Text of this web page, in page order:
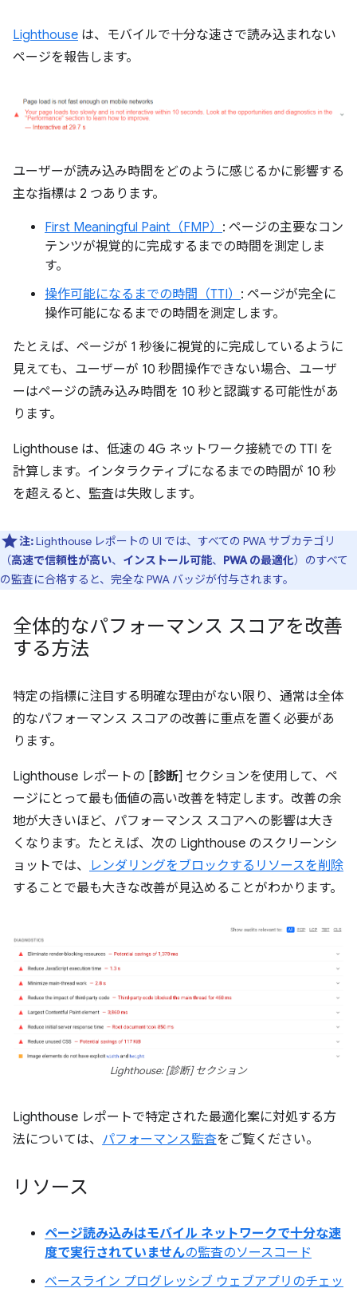
Lighthouse は、モバイルで十分な速さで読み込まれない
ページを報告します。
ユーザーが読み込み時間をどのように感じるかに影響する
主な指標は 2 つあります。
First Meaningful Paint（FMP） : ページの主要なコン
テンツが視覚的に完成するまでの時間を測定しま
す。
操作可能になるまでの時間（TTI） : ページが完全に
操作可能になるまでの時間を測定します。
たとえば、ページが 1 秒後に視覚的に完成しているように
見えても、ユーザーが 10 秒間操作できない場合、ユーザ
ーはページの読み込み時間を 10 秒と認識する可能性があ
ります。
Lighthouse は、低速の 4G ネットワーク接続での TTI を
計算します。インタラクティブになるまでの時間が 10 秒
を超えると、監査は失敗します。
注:Lighthouse レポートの UI では、すべての PWA サブカテゴリ
（高速で信頼性が高い、 インストール可能、 PWA の最適化）のすべて
の監査に合格すると、完全な PWA バッジが付与されます。
全体的なパフォーマンス スコアを改善
する方法
特定の指標に注目する明確な理由がない限り、通常は全体
的なパフォーマンス スコアの改善に重点を置く必要があ
ります。
Lighthouse レポートの [診断] セクションを使用して、ペ
ージにとって最も価値の高い改善を特定します。改善の余
地が大きいほど、パフォーマンス スコアへの影響は大き
くなります。たとえば、次の Lighthouse のスクリーンシ
ョットでは、
レンダリングをブロックするリソースを削除
することで最も大きな改善が見込めることがわかります。
Lighthouse: [診断] セクション
Lighthouse レポートで特定された最適化案に対処する方
法については、 パフォーマンス監査をご覧ください。
リソース
ページ読み込みはモバイル ネットワークで十分な速
度で実行されていませんの監査のソースコード
ベースライン プログレッシブ ウェブアプリのチェッ